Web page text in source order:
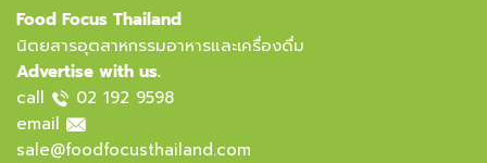
Food Focus Thailand
นิตยสารอุตสาหกรรมอาหารและเครื่องดื่ม
Advertise with us.
call
02 192 9598
email
sale@foodfocusthailand.com